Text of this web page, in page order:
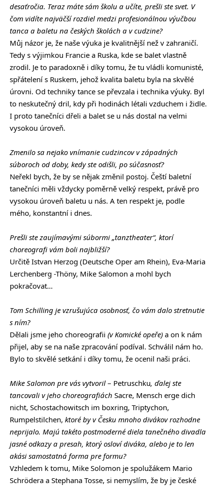
desaťročia. Teraz máte sám školu a učíte, prešli ste svet. V
čom vidíte najväčší rozdiel medzi profesionálnou výučbou
tanca a baletu na českých školách a v cudzine?
Můj názor je, že naše výuka je kvalitnější než v zahraničí.
Tedy s výjimkou Francie a Ruska, kde se balet vlastně
zrodil. Je to paradoxně i díky tomu, že tu vládli komunisté,
spřátelení s Ruskem, jehož kvalita baletu byla na skvělé
úrovni. Od techniky tance se převzala i technika výuky. Byl
to neskutečný dril, kdy při hodinách létali vzduchem i židle.
I proto tanečníci dřeli a balet se u nás dostal na velmi
vysokou úroveň.
Zmenilo sa nejako vnímanie cudzincov v západných
súboroch od doby, kedy ste odišli, po súčasnosť?
Neřekl bych, že by se nějak změnil postoj. Čeští baletní
tanečníci měli vždycky poměrně velký respekt, právě pro
vysokou úroveň baletu u nás. A ten respekt je, podle
mého, konstantní i dnes.
Prešli ste zaujímavými súbormi „tanztheater“, ktorí
choreografi vám boli najbližší?
Určitě Istvan Herzog (Deutsche Oper am Rhein), Eva-Maria
Lerchenberg -Thöny, Mike Salomon a mohl bych
pokračovat…
Tom Schilling je vzrušujúca osobnosť, čo vám dalo stretnutie
s ním?
Dělali jsme jeho choreografii (v Komické opeře) a on k nám
přijel, aby se na naše zpracování podíval. Schválil nám ho.
Bylo to skvělé setkání i díky tomu, že ocenil naši práci.
Mike Salomon pre vás vytvoril – Petruschku, ďalej ste
tancovali v jeho choreografiách Sacre, Mensch erge dich
nicht, Schostachowitsch im boxring, Triptychon,
Rumpelstilchen, ktoré by v Česku mnoho divákov rozhodne
neprijalo. Majú takéto postmoderné diela tanečného divadla
jasné odkazy a presah, ktorý osloví diváka, alebo je to len
akási samostatná forma pre formu?
Vzhledem k tomu, Mike Solomon je spolužákem Mario
Schrödera a Stephana Tosse, si nemyslím, že by je české